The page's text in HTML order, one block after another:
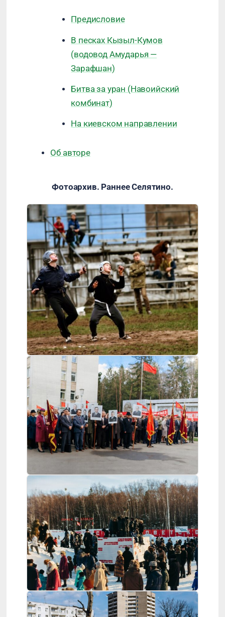
Предисловие
В песках Кызыл-Кумов
(водовод Амударья —
Зарафшан)
Битва за уран (Навоийский
комбинат)
На киевском направлении
Об авторе
Фотоархив. Раннее Селятино.